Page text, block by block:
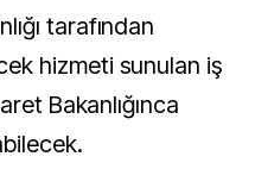
tarafından
hizmeti sunulan iş
Bakanlığınca